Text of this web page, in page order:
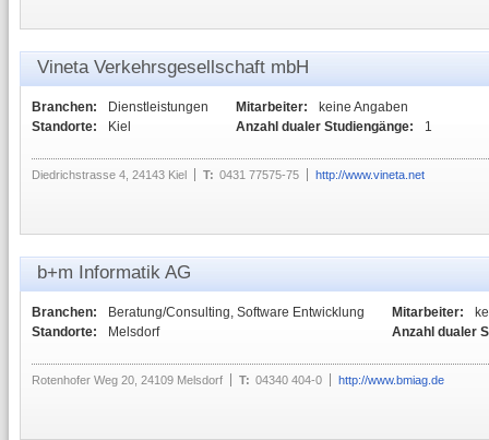
Vineta Verkehrsgesellschaft mbH
Branchen:
Dienstleistungen
Standorte:
Kiel
Mitarbeiter:
keine Angaben
Anzahl dualer Studiengänge:
1
Diedrichstrasse 4, 24143 Kiel T: 0431 77575-75 http://www.vineta.net
b+m Informatik AG
Branchen:
Beratung/Consulting, Software Entwicklung
Standorte:
Melsdorf
Mitarbeiter:
Anzahl dualer
Rotenhofer Weg 20, 24109 Melsdorf T: 04340 404-0 http://www.bmiag.de